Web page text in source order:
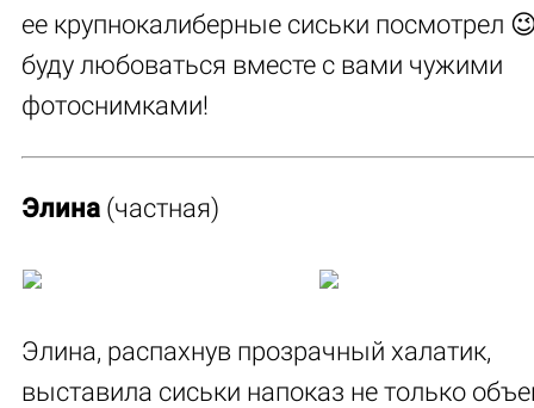
ее крупнокалиберные сиськи посмотрел
буду любоваться вместе с вами чужими
фотоснимками!
Элина (частная)
Элина, распахнув прозрачный халатик,
выставила сиськи напоказ не только